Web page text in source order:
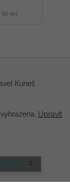
🌸
Kuneš
Upravit